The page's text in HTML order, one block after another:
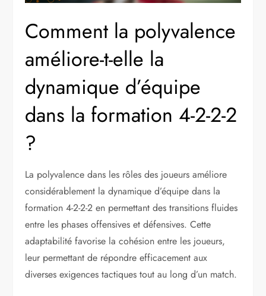
Comment la polyvalence
améliore-t-elle la
dynamique d’équipe
dans la formation 4-2-2-2
?
La polyvalence dans les rôles des joueurs améliore
considérablement la dynamique d’équipe dans la
formation 4-2-2-2 en permettant des transitions fluides
entre les phases offensives et défensives. Cette
adaptabilité favorise la cohésion entre les joueurs,
leur permettant de répondre efficacement aux
diverses exigences tactiques tout au long d’un match.